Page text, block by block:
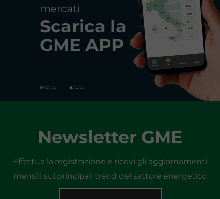
mercati
Scarica la
GME APP
Newsletter GME
Effettua la registrazione e ricevi gli aggiornamenti
mensili sui principali trend del settore energetico